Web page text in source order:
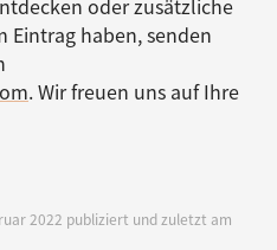
oder zusätzliche
Eintrag haben, senden
. Wir freuen uns auf Ihre
2022 publiziert und zuletzt am